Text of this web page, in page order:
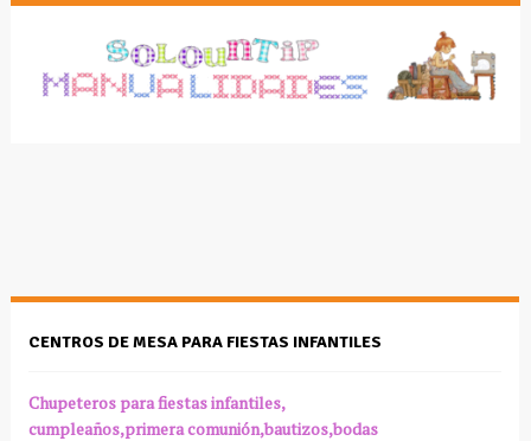
CENTROS DE MESA PARA FIESTAS INFANTILES
Chupeterospara fiestas infantiles,
cumpleaños,primera comunión,bautizos,bodas